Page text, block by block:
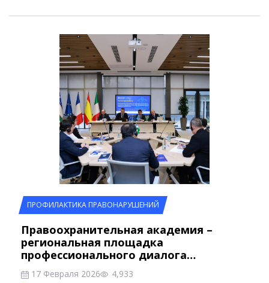
ПРОФИЛАКТИКА ПРАВОНАРУШЕНИЙ
Правоохранительная академия –
региональная площадка
профессионального диалога…
17 Февраля 2026
4,933